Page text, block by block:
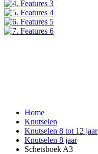
Home
Knutselen
Knutselen 8 tot 12 jaar
Knutselen 8 jaar
Schetsboek A3